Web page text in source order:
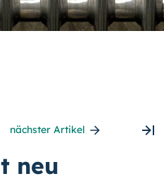
nächster Artikel
neu